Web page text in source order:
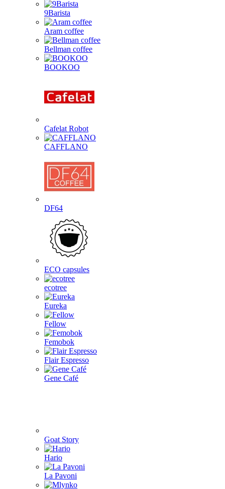
9Barista
Aram coffee
Bellman coffee
BOOKOO
Cafelat Robot
CAFFLANO
DF64
ECO capsules
ecotree
Eureka
Fellow
Femobok
Flair Espresso
Gene Café
Goat Story
Hario
La Pavoni